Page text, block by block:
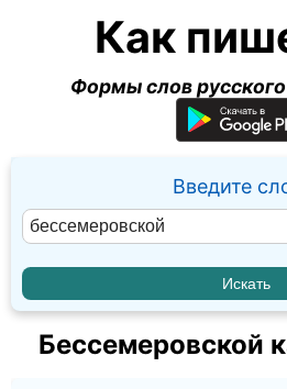
Как
Формы слов
Введите
Бессемеровской